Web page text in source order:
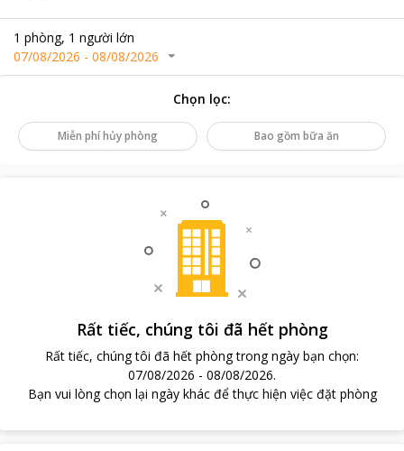
1 phòng, 1 người lớn
07/08/2026 - 08/08/2026
Chọn lọc:
Miễn phí hủy phòng Bao gồm bữa ăn
Rất tiếc, chúng tôi đã hết phòng
Rất tiếc, chúng tôi đã hết phòng trong ngày bạn chọn:
07/08/2026 - 08/08/2026.
Bạn vui lòng chọn lại ngày khác để thực hiện việc đặt phòng